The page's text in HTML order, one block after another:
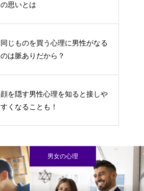
の思いとは
同じものを買う心理に男性がなる
のは脈ありだから？
顔を隠す男性心理を知ると接しや
すくなることも！
男女の心理